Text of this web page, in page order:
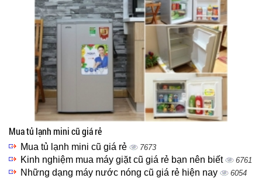
Mua tủ lạnh mini cũ giá rẻ
Mua tủ lạnh mini cũ giá rẻ 7673
Kinh nghiệm mua máy giặt cũ giá rẻ bạn nên biết 6761
Những dạng máy nước nóng cũ giá rẻ hiện nay 6054